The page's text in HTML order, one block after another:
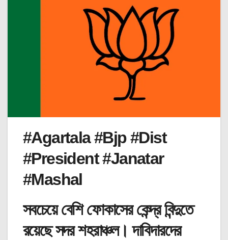
#Agartala #Bjp #Dist
#President #Janatar
#Mashal
সবচেয়ে বেশি ফোকাসের কেন্দ্র বিন্দুতে
রয়েছে সদর শহরাঞ্চল। দাবিদারদের